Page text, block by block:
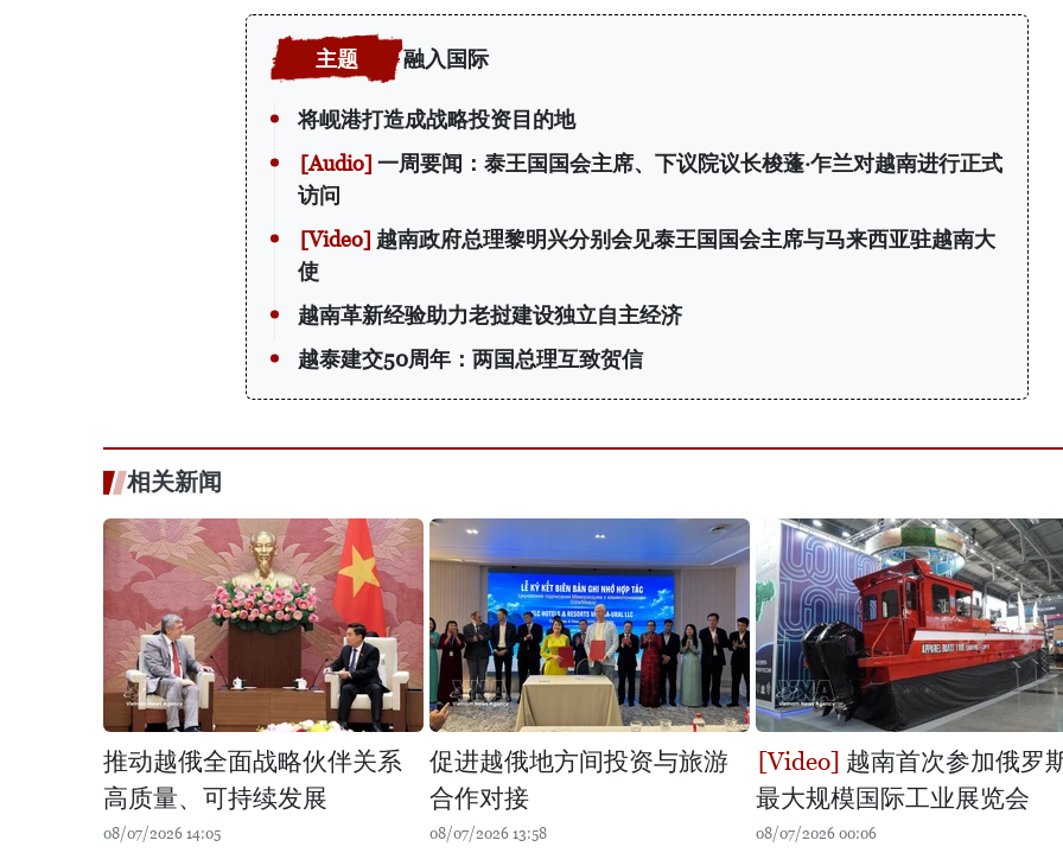
融入国际
将岘港打造成战略投资目的地
一周要闻：泰王国国会主席、下议院议长梭蓬·乍兰对越南进行正式
访问
越南政府总理黎明兴分别会见泰王国国会主席与马来西亚驻越南大
使
越南革新经验助力老挝建设独立自主经济
越泰建交50周年：两国总理互致贺信
相关新闻
推动越俄全面战略伙伴关系
高质量、可持续发展
08/07/2026 14:05
促进越俄地方间投资与旅游
合作对接
08/07/2026 13:58
越南首次参加俄罗
最大规模国际工业展览会
08/07/2026 00:06